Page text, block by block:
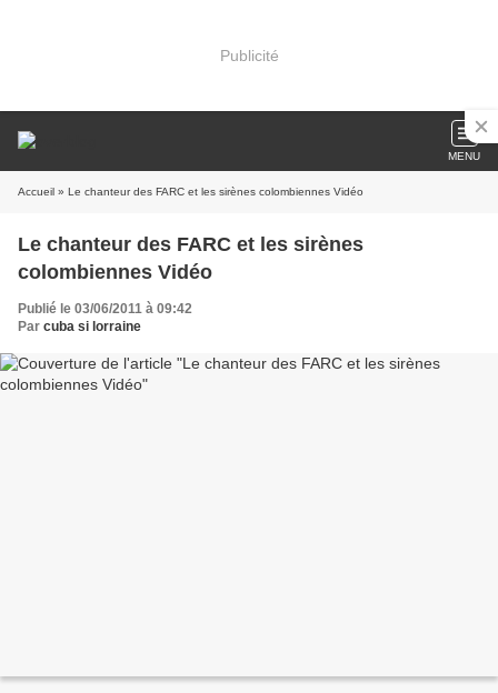
Publicité
MENU
Accueil » Le chanteur des FARC et les sirènes colombiennes Vidéo
Le chanteur des FARC et les sirènes
colombiennes Vidéo
Publié le 03/06/2011 à 09:42
Par cuba si lorraine